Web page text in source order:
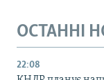
ОСТАННІ
22:08